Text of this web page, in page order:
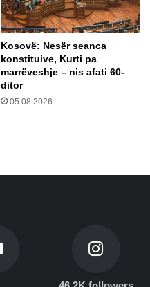
Kosovë: Nesër seanca
konstituive, Kurti pa
marrëveshje – nis afati 60-
ditor
05.08.2026